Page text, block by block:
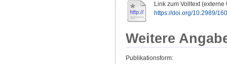
Link zum Volltext (externe
https://doi.org/10.2989/
Weitere
Publikationsform: